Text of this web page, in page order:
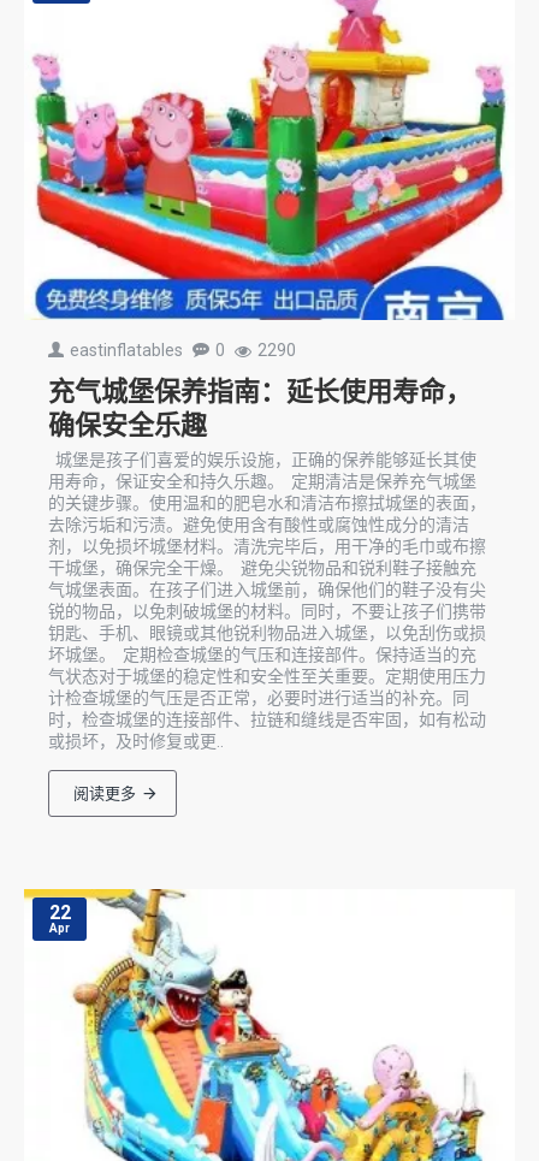
eastinflatables 0 2290
充气城堡保养指南：延长使用寿命，
确保安全乐趣
城堡是孩子们喜爱的娱乐设施，正确的保养能够延长其使
用寿命，保证安全和持久乐趣。 定期清洁是保养充气城堡
的关键步骤。使用温和的肥皂水和清洁布擦拭城堡的表面，
去除污垢和污渍。避免使用含有酸性或腐蚀性成分的清洁
剂，以免损坏城堡材料。清洗完毕后，用干净的毛巾或布擦
干城堡，确保完全干燥。 避免尖锐物品和锐利鞋子接触充
气城堡表面。在孩子们进入城堡前，确保他们的鞋子没有尖
锐的物品，以免刺破城堡的材料。同时，不要让孩子们携带
钥匙、手机、眼镜或其他锐利物品进入城堡，以免刮伤或损
坏城堡。 定期检查城堡的气压和连接部件。保持适当的充
气状态对于城堡的稳定性和安全性至关重要。定期使用压力
计检查城堡的气压是否正常，必要时进行适当的补充。同
时，检查城堡的连接部件、拉链和缝线是否牢固，如有松动
或损坏，及时修复或更..
阅读更多
22
Apr